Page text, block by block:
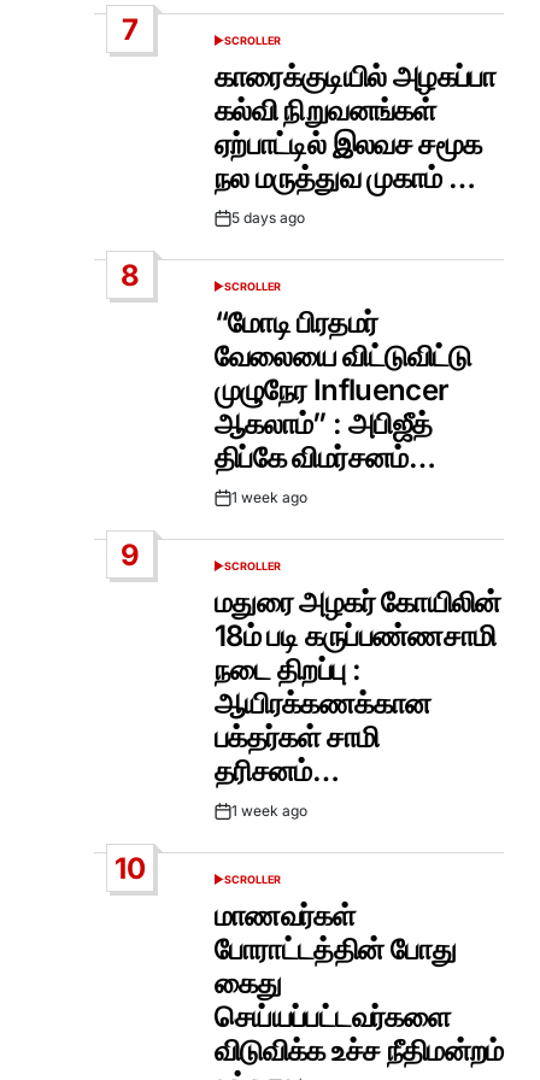
7
POSTED
SCROLLER
காரைக்குடியில் அழகப்பா
கல்வி நிறுவனங்கள்
ஏற்பாட்டில் இலவச சமூக
நல மருத்துவ முகாம் …
Post5 days ago
8
POSTED
SCROLLER
“மோடி பிரதமர்
வேலையை விட்டுவிட்டு
முழுநேர Influencer
ஆகலாம்” : அபிஜீத்
திப்கே விமர்சனம்…
Post1 week ago
9
POSTED
SCROLLER
மதுரை அழகர் கோயிலின்
18ம் படி கருப்பண்ணசாமி
நடை திறப்பு :
ஆயிரக்கணக்கான
பக்தர்கள் சாமி
தரிசனம்…
Post1 week ago
10
POSTED
SCROLLER
மாணவர்கள்
போராட்டத்தின் போது
கைது
செய்யப்பட்டவர்களை
விடுவிக்க உச்ச நீதிமன்றம்